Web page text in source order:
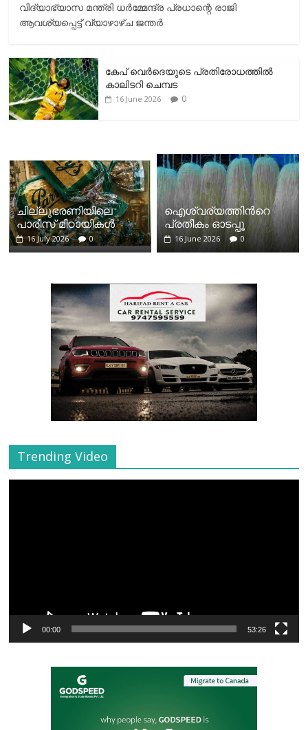
വിദ്യാഭ്യാസ മന്ത്രി ധർമ്മേന്ദ്ര പ്രധാന്റെ രാജി
ആവശ്യപ്പെട്ട് വ്യാഴാഴ്ച ജന്തർ
കേപ് വെര്‍ദെയുടെ പ്രതിരോധത്തില്‍
കാലിടറി ചെമ്പട
16 June 2026 0
ചില്ലുഭരണിയിലെ
പാരീസ് മിഠായികള്‍
16 July 2026 0
ഐശ്വര്യത്തിന്‍റെ
പ്രതീകം ഓടപ്പൂ
16 June 2026 0
Trending Video
00:00 53:26